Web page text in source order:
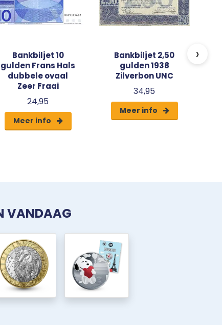
Bankbiljet 10
gulden Frans Hals
dubbele ovaal
Zeer Fraai
24,95
Meer info
Bankbiljet 2,50
gulden 1938
Zilverbon UNC
34,95
Meer info
›
VANDAAG